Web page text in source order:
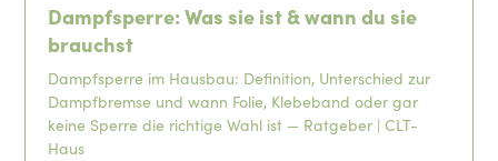
Dampfsperre: Was sie ist & wann du sie
brauchst
Dampfsperre im Hausbau: Definition, Unterschied zur
Dampfbremse und wann Folie, Klebeband oder gar
keine Sperre die richtige Wahl ist — Ratgeber | CLT-
Haus